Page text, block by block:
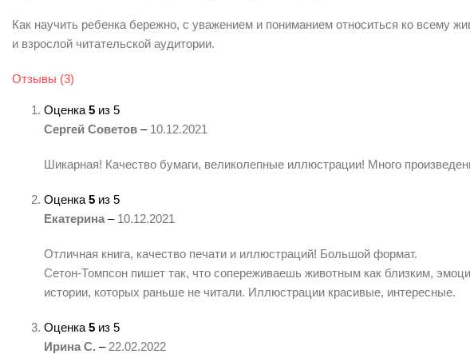
Как научить ребенка бережно, с уважением и пониманием относиться ко всему
и взрослой читательской аудитории.
Отзывы (3)
Оценка 5 из 5
Сергей Советов – 10.12.2021
Шикарная! Качество бумаги, великолепные иллюстрации! Много
Оценка 5 из 5
Екатерина – 10.12.2021
Отличная книга, качество печати и иллюстраций! Большой формат.
Сетон-Томпсон пишет так, что сопереживаешь животным как близким,
истории, которых раньше не читали. Иллюстрации красивые, интересные.
Оценка 5 из 5
Ирина С. – 22.02.2022